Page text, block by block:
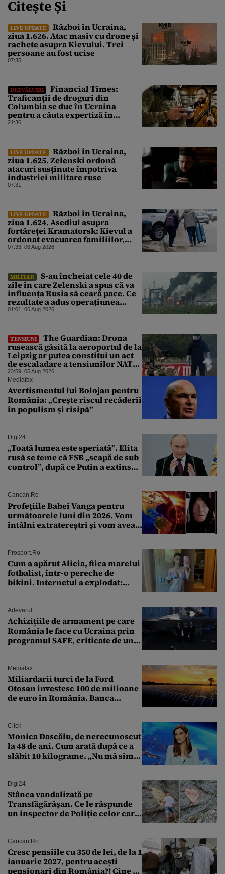
Citește Și
LIVE UPDATE
Război în Ucraina,
ziua 1.626. Atac masiv cu drone și
rachete asupra Kievului. Trei
persoane au fost ucise
07:35
DEZVĂLUIRI
Financial Times:
Traficanții de droguri din
Columbia se duc în Ucraina
pentru a căuta expertiză în
domeniul dronelor
21:36
LIVE UPDATE
Război în Ucraina,
ziua 1.625. Zelenski ordonă
atacuri susținute împotriva
industriei militare ruse
07:31
LIVE UPDATE
Război în Ucraina,
ziua 1.624. Asediul asupra
fortăreței Kramatorsk: Kievul a
ordonat evacuarea familiilor,
rușii sunt la 20 de km de oraș
07:33, 06 Aug 2026
MILITAR
S-au încheiat cele 40 de
zile în care Zelenski a spus că va
influența Rusia să ceară pace. Ce
rezultate a adus operațiunea
Kievului
01:01, 06 Aug 2026
TENSIUNI
The Guardian: Drona
rusească găsită la aeroportul de la
Leipzig ar putea constitui un act
de escaladare a tensiunilor NATO-
Rusia
23:59, 05 Aug 2026
Mediafax
Avertismentul lui Bolojan pentru
România: „Crește riscul recăderii
în populism și risipă”
Digi24
„Toată lumea este speriată”. Elita
rusă se teme că FSB „scapă de sub
control”, după ce Putin a extins
Cancan.ro
Profețiile Babei Vanga pentru
următoarele luni din 2026. Vom
întâlni extratereștri și vom avea
Prosport.ro
Cum a apărut Alicia, fiica marelui
fotbalist, într-o pereche de
bikini. Internetul a explodat:
Adevarul
Achizițiile de armament pe care
România le face cu Ucraina prin
programul SAFE, criticate de un
Mediafax
Miliardarii turci de la Ford
Otosan investesc 100 de milioane
de euro în România. Banca
Click
Monica Dascălu, de nerecunoscut
la 48 de ani. Cum arată după ce a
slăbit 10 kilograme. „Nu mă simt
Digi24
Stânca vandalizată pe
Transfăgărășan. Ce le răspunde
un inspector de Poliție celor care
Cancan.ro
Cresc pensiile cu 350 de lei, de la 1
ianuarie 2027, pentru acești
pensionari din România?! Cine se